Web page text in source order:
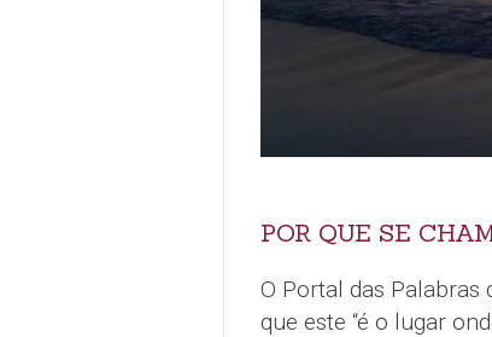
POR QUE SE
O Portal das
que este “é o lugar